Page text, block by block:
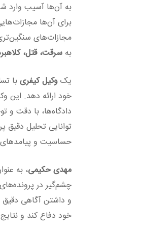
به آن‌ها آسیب وارد
برای آن‌ها
مجازات‌های
به سرقت، قتل،
یکوکیل کیفریبا
خود ارائه دهد. این
دادگاه‌ها، با دقت
توانایی تحلیل دقیق
حساسیت و
مهدی حکیمی، به
چشم‌گیر در
و داشتن آگاهی دقیق
خود دفاع کند و